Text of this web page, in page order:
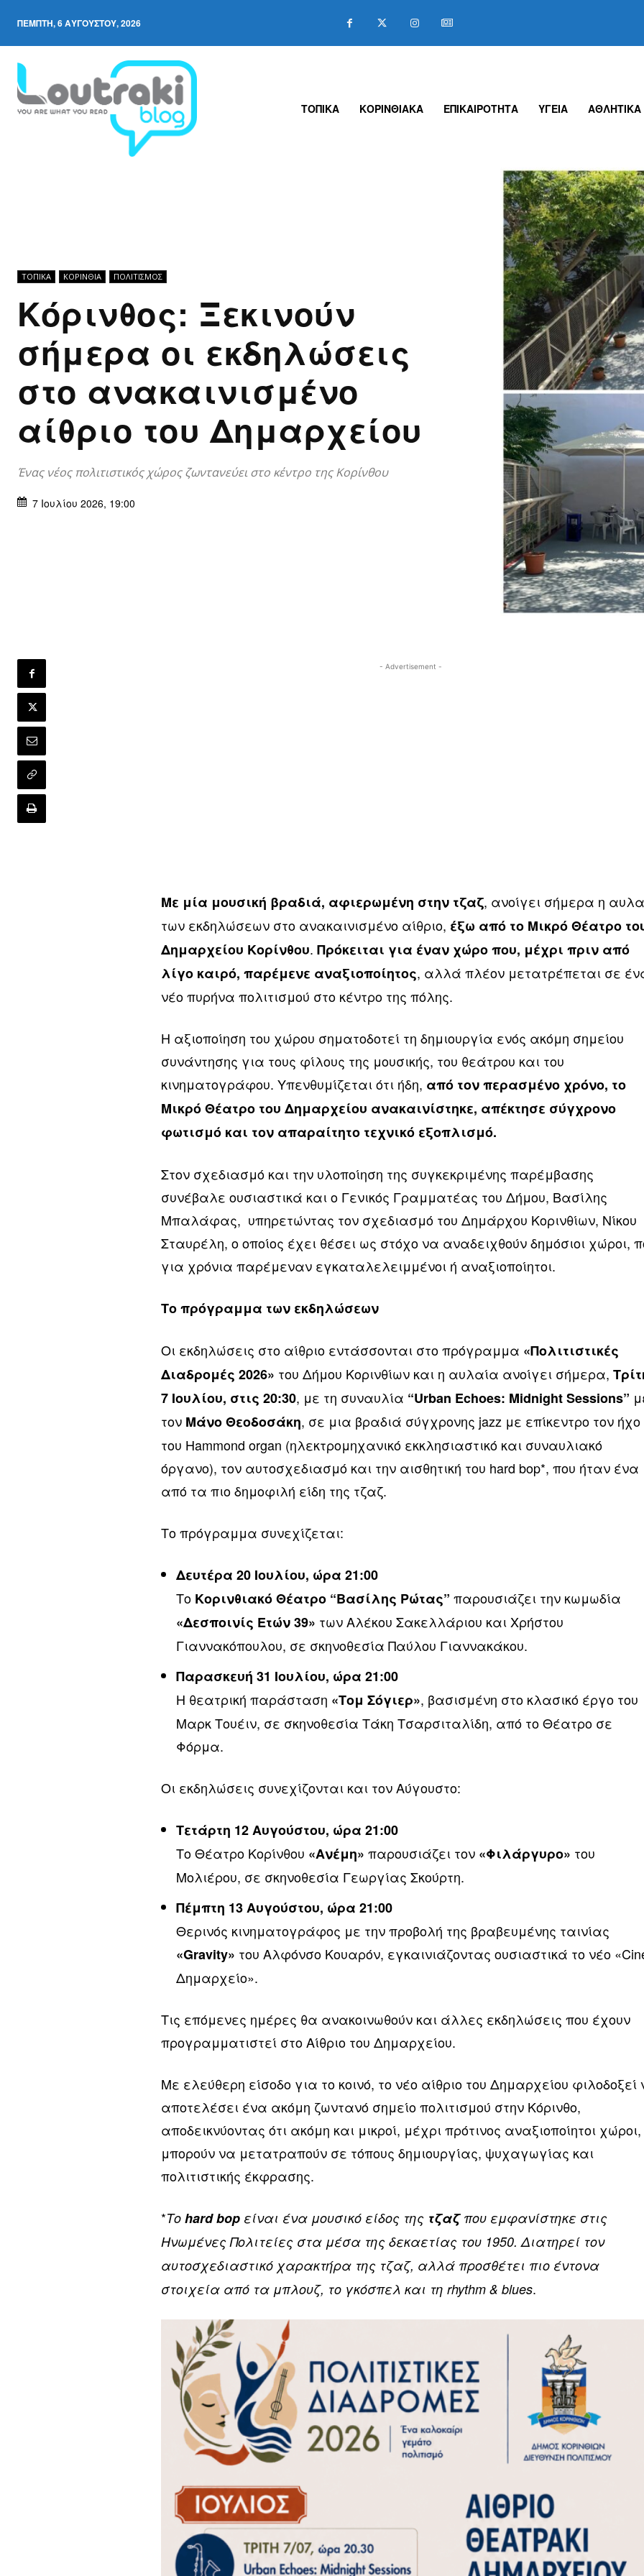
ΠΈΜΠΤΗ, 6 ΑΥΓΟΎΣΤΟΥ, 2026
ΤΟΠΙΚΑ ΚΟΡΙΝΘΙΑΚΑ ΕΠΙΚΑΙΡΟΤΗΤΑ ΥΓΕΙΑ ΑΘΛΗΤΙΚΑ
ΤΟΠΙΚΑ ΚΟΡΙΝΘΊΑ ΠΟΛΙΤΙΣΜΟΣ
Κόρινθος: Ξεκινούν
σήμερα οι εκδηλώσεις
στο ανακαινισμένο
αίθριο του Δημαρχείου
Ένας νέος πολιτιστικός χώρος ζωντανεύει στο κέντρο της Κορίνθου
7 Ιουλίου 2026, 19:00
- Advertisement -
Με μία μουσική βραδιά, αφιερωμένη στην τζαζ, ανοίγει σήμερα η
των εκδηλώσεων στο ανακαινισμένο αίθριο, έξω από το Μικρό Θέατρο
Δημαρχείου Κορίνθου.Πρόκειται για έναν χώρο που, μέχρι πριν από
λίγο καιρό, παρέμενε αναξιοποίητος, αλλά πλέον μετατρέπεται σε
νέο πυρήνα πολιτισμού στο κέντρο της πόλης.
Η αξιοποίηση του χώρου σηματοδοτεί τη δημιουργία ενός ακόμη σημείου
συνάντησης για τους φίλους της μουσικής, του θεάτρου και του
κινηματογράφου. Υπενθυμίζεται ότι ήδη, από τον περασμένο χρόνο, το
Μικρό Θέατρο του Δημαρχείου ανακαινίστηκε, απέκτησε σύγχρονο
φωτισμό και τον απαραίτητο τεχνικό εξοπλισμό.
Στον σχεδιασμό και την υλοποίηση της συγκεκριμένης παρέμβασης
συνέβαλε ουσιαστικά και ο Γενικός Γραμματέας του Δήμου, Βασίλης
Μπαλάφας, υπηρετώντας τον σχεδιασμό του Δημάρχου Κορινθίων, Νίκου
Σταυρέλη, ο οποίος έχει θέσει ως στόχο να αναδειχθούν δημόσιοι χώροι,
για χρόνια παρέμεναν εγκαταλελειμμένοι ή αναξιοποίητοι.
Το πρόγραμμα των εκδηλώσεων
Οι εκδηλώσεις στο αίθριο εντάσσονται στο πρόγραμμα «Πολιτιστικές
Διαδρομές 2026» του Δήμου Κορινθίων και η αυλαία ανοίγει σήμερα,
7 Ιουλίου, στις 20:30, με τη συναυλία “Urban Echoes: Midnight Sessions”
τον Μάνο Θεοδοσάκη, σε μια βραδιά σύγχρονης jazz με επίκεντρο τον ήχο
του Hammond organ (ηλεκτρομηχανικό εκκλησιαστικό και συναυλιακό
όργανο), τον αυτοσχεδιασμό και την αισθητική του hard bop*, που ήταν ένα
από τα πιο δημοφιλή είδη της τζαζ.
Το πρόγραμμα συνεχίζεται:
Δευτέρα 20 Ιουλίου, ώρα 21:00
Το Κορινθιακό Θέατρο “Βασίλης Ρώτας” παρουσιάζει την κωμωδία
«Δεσποινίς Ετών 39» των Αλέκου Σακελλάριου και Χρήστου
Γιαννακόπουλου, σε σκηνοθεσία Παύλου Γιαννακάκου.
Παρασκευή 31 Ιουλίου, ώρα 21:00
Η θεατρική παράσταση «Τομ Σόγιερ», βασισμένη στο κλασικό έργο του
Μαρκ Τουέιν, σε σκηνοθεσία Τάκη Τσαρσιταλίδη, από το Θέατρο σε
Φόρμα.
Οι εκδηλώσεις συνεχίζονται και τον Αύγουστο:
Τετάρτη 12 Αυγούστου, ώρα 21:00
Το Θέατρο Κορίνθου «Ανέμη» παρουσιάζει τον «Φιλάργυρο» του
Μολιέρου, σε σκηνοθεσία Γεωργίας Σκούρτη.
Πέμπτη 13 Αυγούστου, ώρα 21:00
Θερινός κινηματογράφος με την προβολή της βραβευμένης ταινίας
«Gravity» του Αλφόνσο Κουαρόν, εγκαινιάζοντας ουσιαστικά το νέο
Δημαρχείο».
Τις επόμενες ημέρες θα ανακοινωθούν και άλλες εκδηλώσεις που έχουν
προγραμματιστεί στο Αίθριο του Δημαρχείου.
Με ελεύθερη είσοδο για το κοινό, το νέο αίθριο του Δημαρχείου φιλοδοξεί
αποτελέσει ένα ακόμη ζωντανό σημείο πολιτισμού στην Κόρινθο,
αποδεικνύοντας ότι ακόμη και μικροί, μέχρι πρότινος αναξιοποίητοι χώροι,
μπορούν να μετατραπούν σε τόπους δημιουργίας, ψυχαγωγίας και
πολιτιστικής έκφρασης.
*Τοhard bop είναι ένα μουσικό είδος της τζαζπου εμφανίστηκε στις
Ηνωμένες Πολιτείες στα μέσα της δεκαετίας του 1950. Διατηρεί τον
αυτοσχεδιαστικό χαρακτήρα της τζαζ, αλλά προσθέτει πιο έντονα
στοιχεία από τα μπλουζ, το γκόσπελ και τη rhythm & blues.